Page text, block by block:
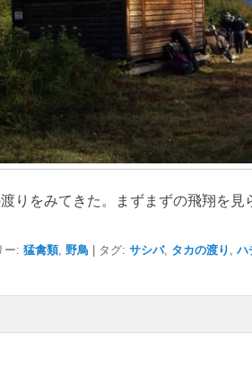
りをみてきた。まずまずの飛翔を見
ー: 猛禽類, 野鳥 タグ: サシバ, タカの渡り ハ